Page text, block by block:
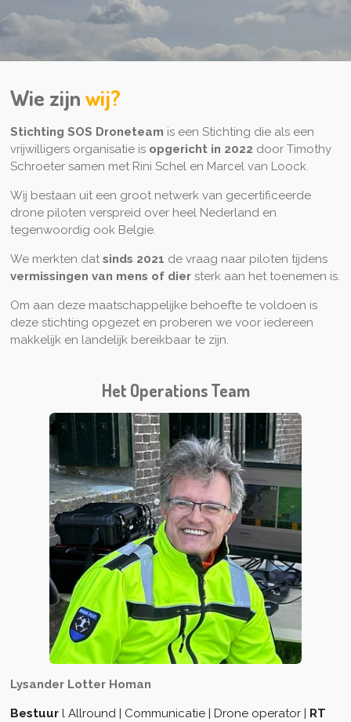
Wie zijn wij?
Stichting SOS Droneteam is een Stichting die als een
vrijwilligers organisatie is opgericht in 2022 door Timothy
Schroeter samen met Rini Schel en Marcel van Loock.
Wij bestaan uit een groot netwerk van gecertificeerde
drone piloten verspreid over heel Nederland en
tegenwoordig ook Belgie.
We merkten dat sinds 2021 de vraag naar piloten tijdens
vermissingen van mens of diersterk aan het toenemen is.
Om aan deze maatschappelijke behoefte te voldoen is
deze stichting opgezet en proberen we voor iedereen
makkelijk en landelijk bereikbaar te zijn.
Het Operations Team
Lysander Lotter Homan
Bestuurl Allround | Communicatie | Drone operator | RT